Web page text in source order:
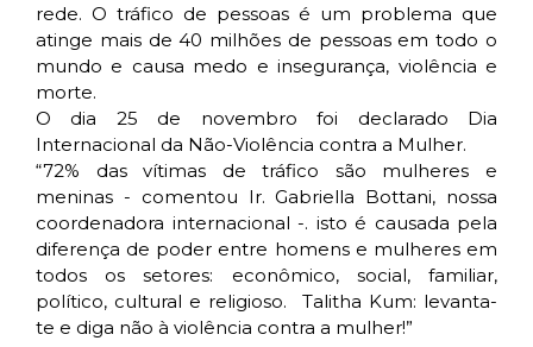
rede. O tráfico de pessoas é um problema que
atinge mais de 40 milhões de pessoas em todo o
mundo e causa medo e insegurança, violência e
morte.
O dia 25 de novembro foi declarado Dia
Internacional da Não-Violência contra a Mulher.
“72% das vítimas de tráfico são mulheres e
meninas - comentou Ir. Gabriella Bottani, nossa
coordenadora internacional -. isto é causada pela
diferença de poder entre homens e mulheres em
todos os setores: econômico, social, familiar,
político, cultural e religioso. Talitha Kum: levanta-
te e diga não à violência contra a mulher!”